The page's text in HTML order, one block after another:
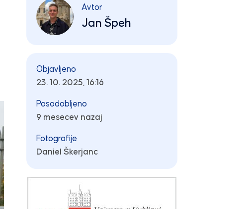
Avtor
Jan Špeh
Objavljeno
23. 10. 2025, 16:16
Posodobljeno
9 mesecev nazaj
Fotografije
Daniel Škerjanc